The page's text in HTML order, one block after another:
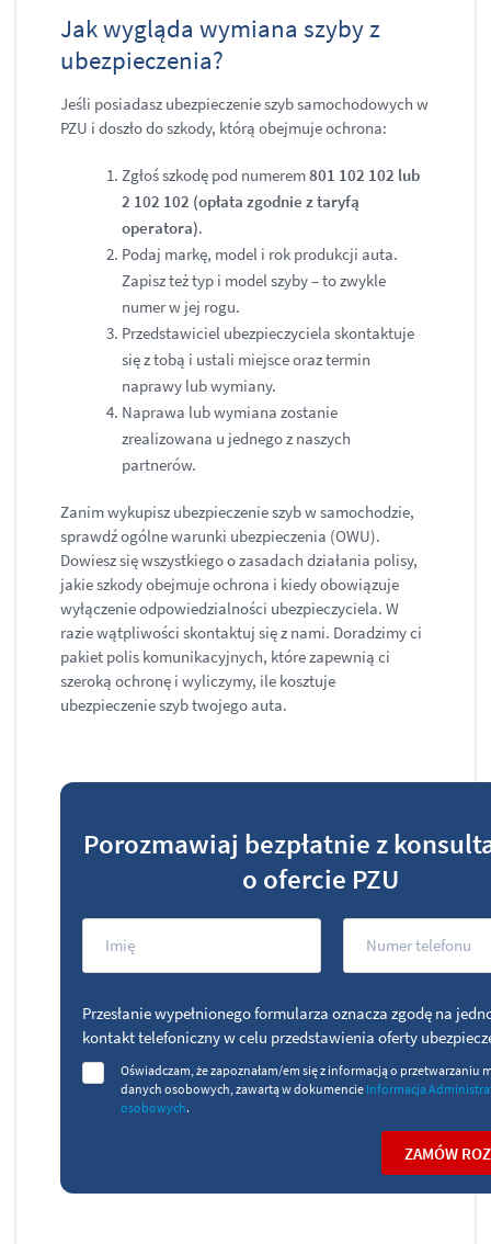
Jak wygląda wymiana szyby z
ubezpieczenia?
Jeśli posiadasz ubezpieczenie szyb samochodowych w
PZU i doszło do szkody, którą obejmuje ochrona:
Zgłoś szkodę pod numerem801 102 102 lub
2 102 102 (opłata zgodnie z taryfą
operatora).
Podaj markę, model i rok produkcji auta.
Zapisz też typ i model szyby – to zwykle
numer w jej rogu.
Przedstawiciel ubezpieczyciela skontaktuje
się z tobą i ustali miejsce oraz termin
naprawy lub wymiany.
Naprawa lub wymiana zostanie
zrealizowana u jednego z naszych
partnerów.
Zanim wykupisz ubezpieczenie szyb w samochodzie,
sprawdź ogólne warunki ubezpieczenia (OWU).
Dowiesz się wszystkiego o zasadach działania polisy,
jakie szkody obejmuje ochrona i kiedy obowiązuje
wyłączenie odpowiedzialności ubezpieczyciela. W
razie wątpliwości skontaktuj się z nami. Doradzimy ci
pakiet polis komunikacyjnych, które zapewnią ci
szeroką ochronę i wyliczymy, ile kosztuje
ubezpieczenie szyb twojego auta.